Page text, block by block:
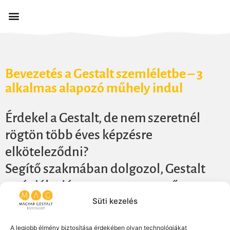
Süti kezelés
A legjobb élmény biztosítása érdekében olyan technológiákat
Bevezetés a Gestalt szemléletbe – 3
alkalmas alapozó műhely indul
Érdekel a Gestalt, de nem szeretnél
rögtön több éves képzésre
elköteleződni?
Segítő szakmában dolgozol, Gestalt
terápiába jársz – vagy egyszerűen
mélyebben szeretnéd megérteni saját